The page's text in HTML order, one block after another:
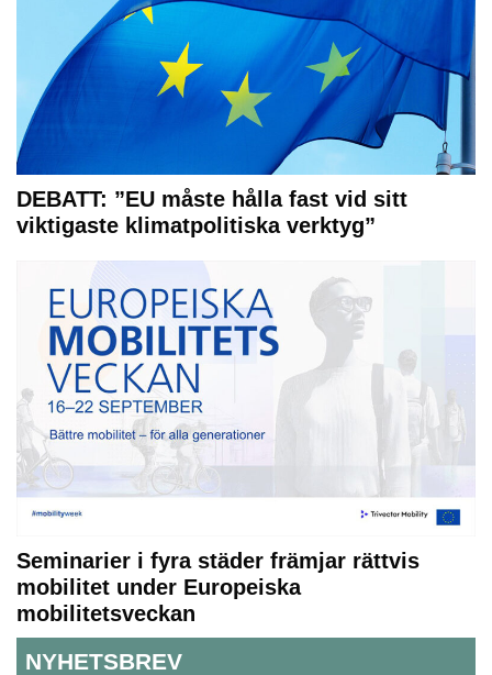
DEBATT: ”EU måste hålla fast vid sitt
viktigaste klimatpolitiska verktyg”
Seminarier i fyra städer främjar rättvis
mobilitet under Europeiska
mobilitetsveckan
NYHETSBREV